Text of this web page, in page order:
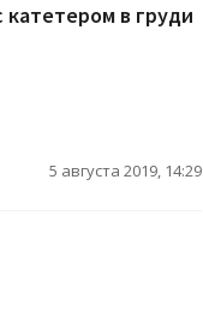
в груди
5 августа 2019, 14:29